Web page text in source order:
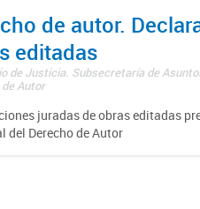
de autor.
editadas
de Justicia. Subsecretaría de
Autor
juradas de obras editadas
del Derecho de Autor